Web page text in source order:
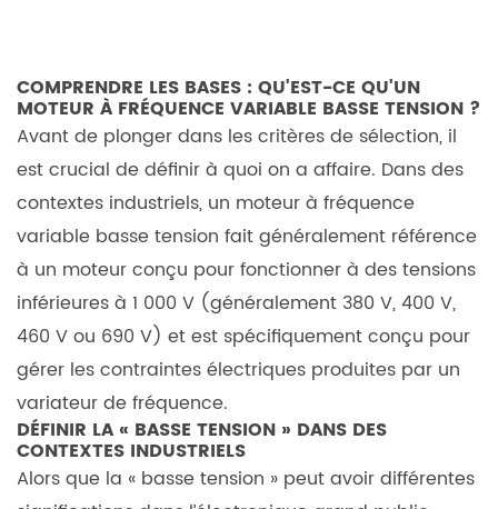
avez-
vous
besoin ?
2.1
Principales
différences
de
conception
(isolation
et
refroidissement)
2.2
Comparaison
des
COMPRENDRE LES BASES : QU'EST-CE QU'UN
MOTEUR À FRÉQUENCE VARIABLE BASSE TENSION ?
Avant de plonger dans les critères de sélection, il
est crucial de définir à quoi on a affaire. Dans des
contextes industriels, un moteur à fréquence
variable basse tension fait généralement référence
à un moteur conçu pour fonctionner à des tensions
inférieures à 1 000 V (généralement 380 V, 400 V,
460 V ou 690 V) et est spécifiquement conçu pour
gérer les contraintes électriques produites par un
variateur de fréquence.
DÉFINIR LA « BASSE TENSION » DANS DES
CONTEXTES INDUSTRIELS
Alors que la « basse tension » peut avoir différentes